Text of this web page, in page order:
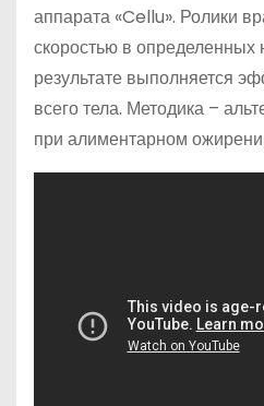
аппарата «Cellu». Ролики
скоростью в определенных
результате выполняется
всего тела. Методика –
при алиментарном